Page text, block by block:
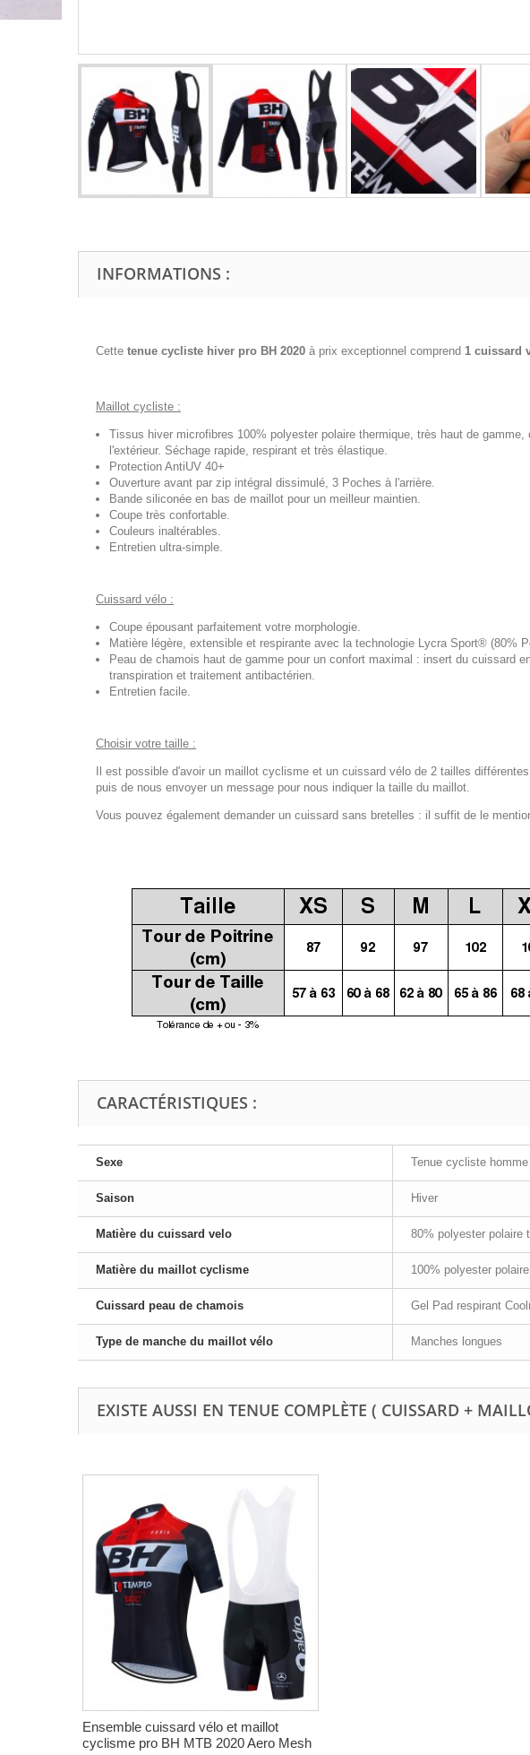
INFORMATIONS :
Cette tenue cycliste hiver pro BH 2020 à prix exceptionnel comprend 1 cuissard
Maillot cycliste :
Tissus hiver microfibres 100% polyester polaire thermique, très haut de
l'extérieur. Séchage rapide, respirant et très élastique.
Protection AntiUV 40+
Ouverture avant par zip intégral dissimulé, 3 Poches à l'arrière.
Bande siliconée en bas de maillot pour un meilleur maintien.
Coupe très confortable.
Couleurs inaltérables.
Entretien ultra-simple.
Cuissard vélo :
Coupe épousant parfaitement votre morphologie.
Matière légère, extensible et respirante avec la technologie Lycra Sport® (80%
Peau de chamois haut de gamme pour un confort maximal : insert du cuissard
transpiration et traitement antibactérien.
Entretien facile.
Choisir votre taille :
Il est possible d'avoir un maillot cyclisme et un cuissard vélo de 2 tailles
puis de nous envoyer un message pour nous indiquer la taille du maillot.
Vous pouvez également demander un cuissard sans bretelles : il suffit de le
CARACTÉRISTIQUES :
Sexe Tenue cycliste homme
Saison Hiver
Matière du cuissard velo 80% polyester polaire
Matière du maillot cyclisme 100% polyester
Cuissard peau de chamois Gel Pad respirant
Type de manche du maillot vélo Manches longues
EXISTE AUSSI EN TENUE COMPLÈTE ( CUISSARD +
Ensemble cuissard vélo et maillot
cyclisme pro BH MTB 2020 Aero Mesh